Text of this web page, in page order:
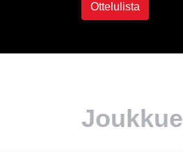
Ottelulista
Joukkue